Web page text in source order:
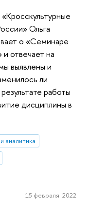
Ольга
о «Семинаре
и отвечает на
выявлены и
ли
работы
дисциплины в
аналитика
15 февраля 2022